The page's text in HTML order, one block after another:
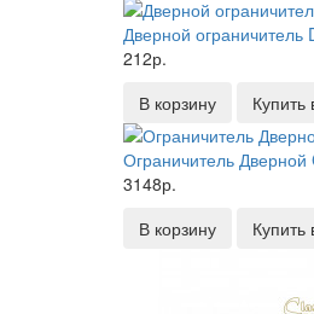
Дверной ограничитель
212р.
В корзину
Купить
Ограничитель
3148р.
В корзину
Купить